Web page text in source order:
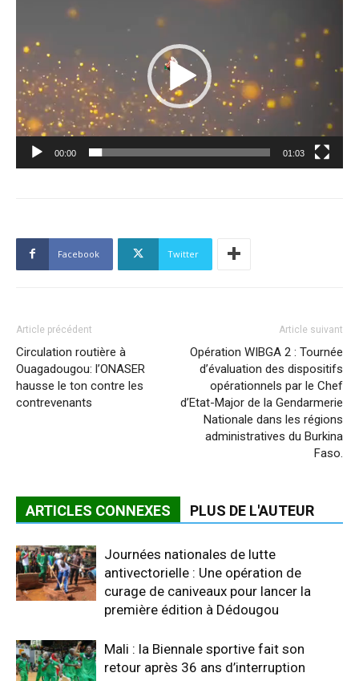
00:00 01:03
Facebook Twitter
Article précédent
Circulation routière à
Ouagadougou: l’ONASER
hausse le ton contre les
contrevenants
Article suivant
Opération WIBGA 2 : Tournée
d’évaluation des dispositifs
opérationnels par le Chef
d’Etat-Major de la Gendarmerie
Nationale dans les régions
administratives du Burkina
Faso.
ARTICLES CONNEXES PLUS DE L'AUTEUR
Journées nationales de lutte
antivectorielle : Une opération de
curage de caniveaux pour lancer la
première édition à Dédougou
Mali : la Biennale sportive fait son
retour après 36 ans d’interruption